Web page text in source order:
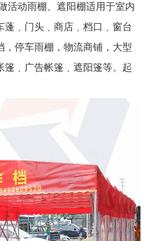
活动雨棚、遮阳棚适用于室内
﹑门头﹑商店﹑档口﹑窗台
，停车雨棚，物流商铺，大型
﹑广告帐篷﹑遮阳篷等。起